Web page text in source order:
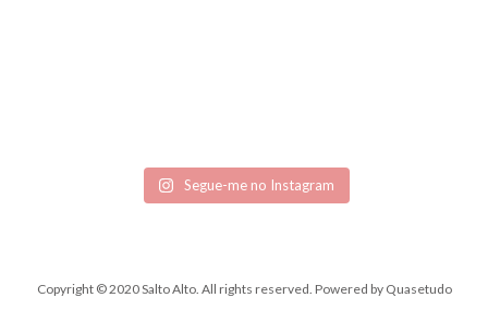
Segue-me no Instagram
Copyright © 2020 Salto Alto. All rights reserved. Powered by Quasetudo